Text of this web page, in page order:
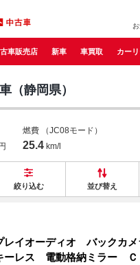
車販売店 新車 車買取 カー
（静岡県）
燃費 （JC08モード）
25.4 km/l
絞り込む 並び替え
イオーディオ バックカ
ーレス 電動格納ミラー Ｃ